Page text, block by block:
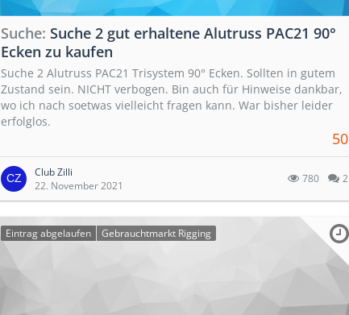
Suche Suche 2 gut erhaltene Alutruss PAC21 90°
Ecken zu kaufen
Suche 2 Alutruss PAC21 Trisystem 90° Ecken. Sollten in gutem
Zustand sein. NICHT verbogen. Bin auch für Hinweise dankbar,
wo ich nach soetwas vielleicht fragen kann. War bisher leider
erfolglos.
50
Club Zilli
22. November 2021
780 2
Eintrag abgelaufen Gebrauchtmarkt Rigging